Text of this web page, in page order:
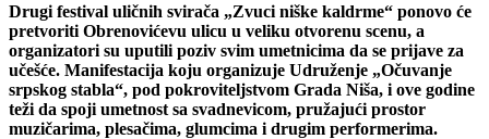
Drugi festival uličnih svirača „Zvuci niške kaldrme“ ponovo će
pretvoriti Obrenovićevu ulicu u veliku otvorenu scenu, a
organizatori su uputili poziv svim umetnicima da se prijave za
učešće. Manifestacija koju organizuje Udruženje „Očuvanje
srpskog stabla“, pod pokroviteljstvom Grada Niša, i ove godine
teži da spoji umetnost sa svadnevicom, pružajući prostor
muzičarima, plesačima, glumcima i drugim performerima.